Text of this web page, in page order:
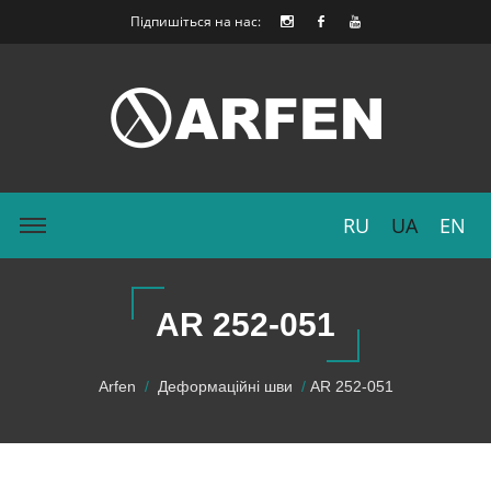
Підпишіться на нас:
RU UA EN
AR 252-051
Arfen Деформаційні шви AR 252-051